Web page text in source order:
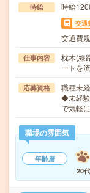
時給 時給
交通
交通費
仕事内容
枕木(線
ートを
応募資格
職種未
◆未経験
で気軽
職場の雰囲気
年齢層
20代